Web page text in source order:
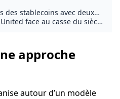
des stablecoins avec deux
face au casse du siècle
approche
autour d’un modèle